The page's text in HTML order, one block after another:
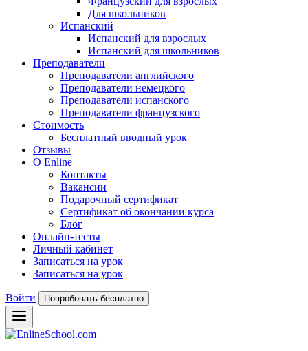
Для школьников
Испанский
Испанский для взрослых
Испанский для школьников
Преподаватели
Преподаватели английского
Преподаватели немецкого
Преподаватели испанского
Преподаватели французского
Стоимость
Бесплатный вводный урок
Отзывы
О Enline
Контакты
Вакансии
Подарочный сертификат
Сертификат об окончании курса
Блог
Онлайн-тесты
Личный кабинет
Записаться на урок
Записаться на урок
Войти Попробовать бесплатно